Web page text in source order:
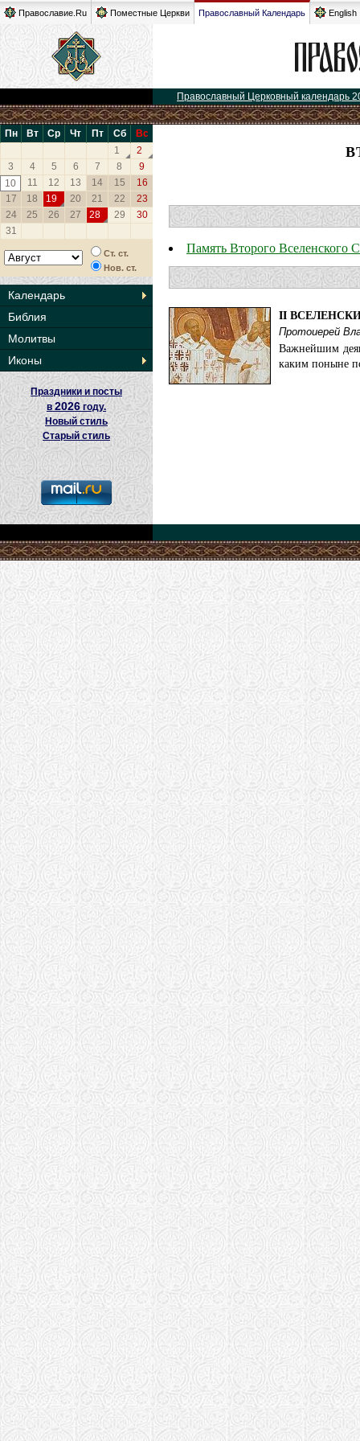
Православие.Ru Поместные Церкви Православный Календарь English
Православный Церковный календарь
Пн Вт Ср Чт Пт Сб
Вс
1
2
3
4 5 6 7 8
9
10
11 12 13 14 15
16
17
18 19 20 21 22
23
24
25 26 27 28 29
30
31
Ст. ст.
Нов. ст.
Календарь
Библия
Молитвы
Иконы
Праздники и посты
в2026 году.
Новый стиль
Старый стиль
Память Второго Вселенского
II
Протоиерей
Важнейшим
каким поныне